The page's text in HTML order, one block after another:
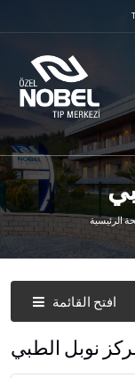
الرئيسية
افتح القائمة
نوبل الطبي